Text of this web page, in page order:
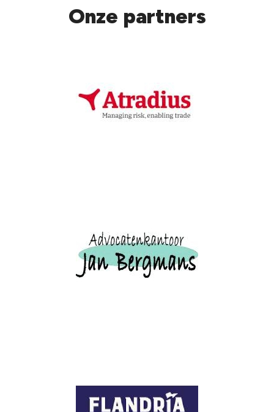
Onze partners